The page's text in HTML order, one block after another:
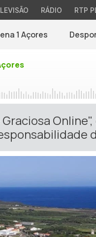
RÁDIO RTP
1 Açores